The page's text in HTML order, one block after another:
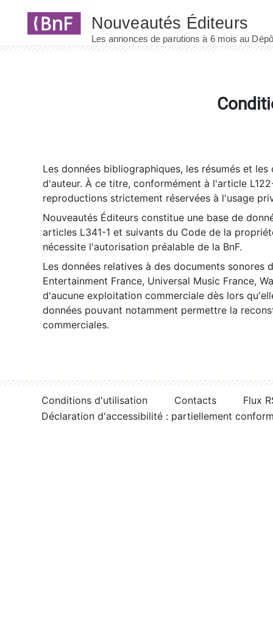
Les données bibliographiques, les résumés et
d'auteur. À ce titre, conformément à l'article
reproductions strictement réservées à l'usage
Nouveautés Éditeurs constitue une base de
articles L341-1 et suivants du Code de la
nécessite l'autorisation préalable de la BnF.
Les données relatives à des documents sonores
Entertainment France, Universal Music France,
d'aucune exploitation commerciale dès lors
données pouvant notamment permettre la
commerciales.
Conditions d'utilisation Contacts
Flux
Déclaration d'accessibilité : partiellement